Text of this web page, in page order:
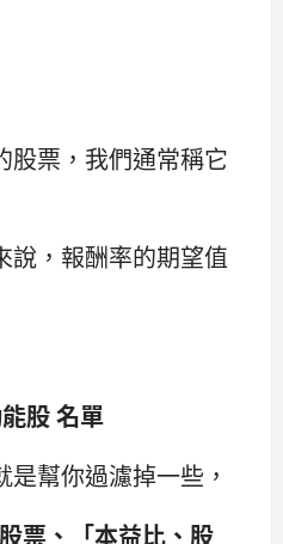
股票，我們通常稱它
說，報酬率的期望值
股 名單
幫你過濾掉一些，
票、「本益比、股